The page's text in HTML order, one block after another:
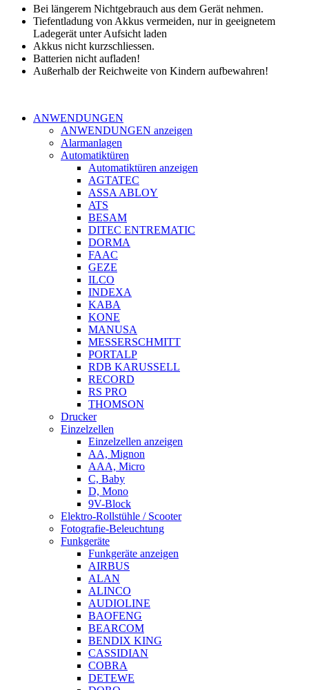
Bei längerem Nichtgebrauch aus dem Gerät nehmen.
Tiefentladung von Akkus vermeiden, nur in geeignetem
Ladegerät unter Aufsicht laden
Akkus nicht kurzschliessen.
Batterien nicht aufladen!
Außerhalb der Reichweite von Kindern aufbewahren!
ANWENDUNGEN
ANWENDUNGEN anzeigen
Alarmanlagen
Automatiktüren
Automatiktüren anzeigen
AGTATEC
ASSA ABLOY
ATS
BESAM
DITEC ENTREMATIC
DORMA
FAAC
GEZE
ILCO
INDEXA
KABA
KONE
MANUSA
MESSERSCHMITT
PORTALP
RDB KARUSSELL
RECORD
RS PRO
THOMSON
Drucker
Einzelzellen
Einzelzellen anzeigen
AA, Mignon
AAA, Micro
C, Baby
D, Mono
9V-Block
Elektro-Rollstühle / Scooter
Fotografie-Beleuchtung
Funkgeräte
Funkgeräte anzeigen
AIRBUS
ALAN
ALINCO
AUDIOLINE
BAOFENG
BEARCOM
BENDIX KING
CASSIDIAN
COBRA
DETEWE